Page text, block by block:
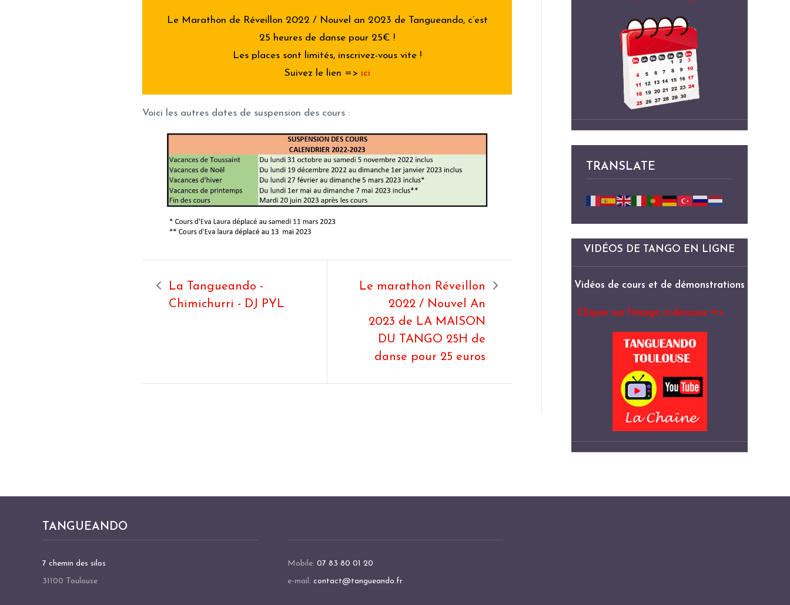
Le Marathon de Réveillon 2022 / Nouvel an 2023 de Tangueando, c’est
25 heures de danse pour 25€ !
Les places sont limités, inscrivez-vous vite !
Suivez le lien => ici
Voici les autres dates de suspension des cours :
La Tangueando -
Chimichurri - DJ PYL
Le marathon Réveillon
2022 / Nouvel An
2023 de LA MAISON
DU TANGO 25H de
danse pour 25 euros
TRANSLATE
VIDÉOS DE TANGO EN LIGNE
Vidéos de cours et de démonstrations
Cliquer sur l’image ci-dessous =>
TANGUEANDO
7 chemin des silos
31100 Toulouse
Mobile: 07 83 80 01 20
e-mail: contact@tangueando.fr